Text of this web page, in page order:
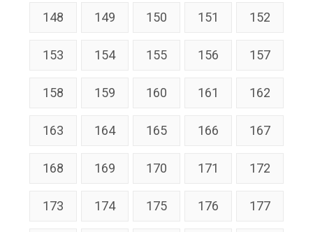
148 149 150 151 152
153 154 155 156 157
158 159 160 161 162
163 164 165 166 167
168 169 170 171 172
173 174 175 176 177